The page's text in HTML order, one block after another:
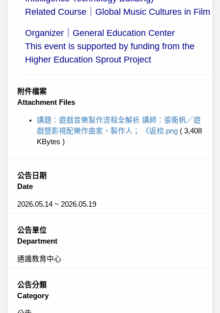
Related Course｜Global Music Cultures in Film
Organizer｜General Education Center
This event is supported by funding from the
Higher Education Sprout Project
附件檔案
Attachment Files
講題：遊戲音樂製作流程全解析 講師：張衞帆／遊
戲暨影視配樂作曲家、製作人； 《返校.png ( 3,408
KBytes )
公告日期
Date
2026.05.14 ~ 2026.05.19
公告單位
Department
通識教育中心
公告分類
Category